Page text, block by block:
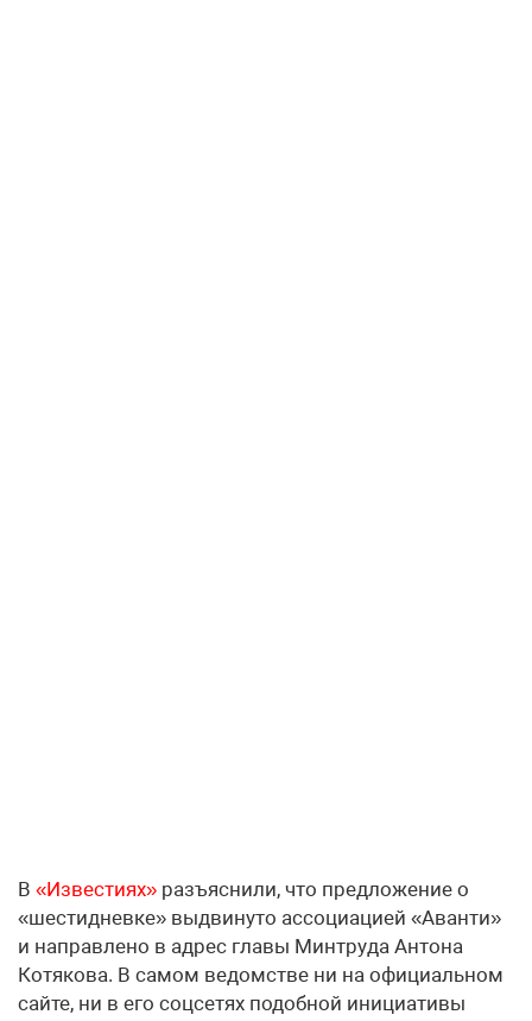
В «Известиях» разъяснили, что предложение о
«шестидневке» выдвинуто ассоциацией «Аванти»
и направлено в адрес главы Минтруда Антона
Котякова. В самом ведомстве ни на официальном
сайте, ни в его соцсетях подобной инициативы